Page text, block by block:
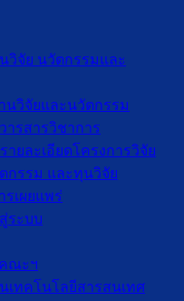
วิจัย นวัตกรรมและ
นวิจัยและนวัตกรรม
ารสารวิชาการ
ายละเอียดโครงการวิจัย
กรรม และทุนวิจัย
เผยแพร่
ระบบ
ณะฯ
เทคโนโลยีสารสนเทศ